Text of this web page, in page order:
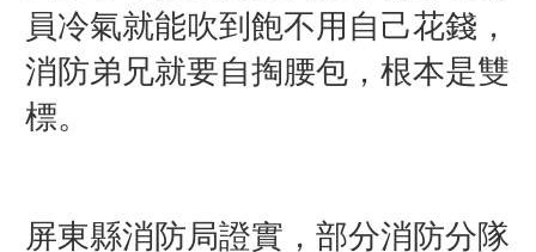
員冷氣就能吹到飽不用自己花錢，
消防弟兄就要自掏腰包，根本是雙
標。
屏東縣消防局證實，部分消防分隊